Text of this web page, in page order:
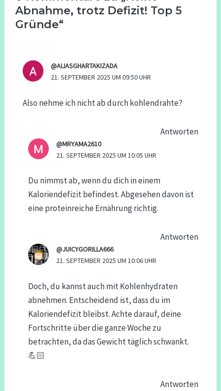
Abnahme, trotz Defizit! Top 5
Gründe“
@ALIASGHARTAKIZADA
21. SEPTEMBER 2025 UM 09:50 UHR
Also nehme ich nicht ab durch kohlendrahte?
Antworten
@MRYAMA2610
21. SEPTEMBER 2025 UM 10:05 UHR
Du nimmst ab, wenn du dich in einem
Kaloriendefizit befindest. Abgesehen davon ist
eine proteinreiche Ernährung richtig.
Antworten
@JUICYGORILLA666
21. SEPTEMBER 2025 UM 10:06 UHR
Doch, du kannst auch mit Kohlenhydraten
abnehmen. Entscheidend ist, dass du im
Kaloriendefizit bleibst. Achte darauf, deine
Fortschritte über die ganze Woche zu
betrachten, da das Gewicht täglich schwankt.
💪🏻
Antworten